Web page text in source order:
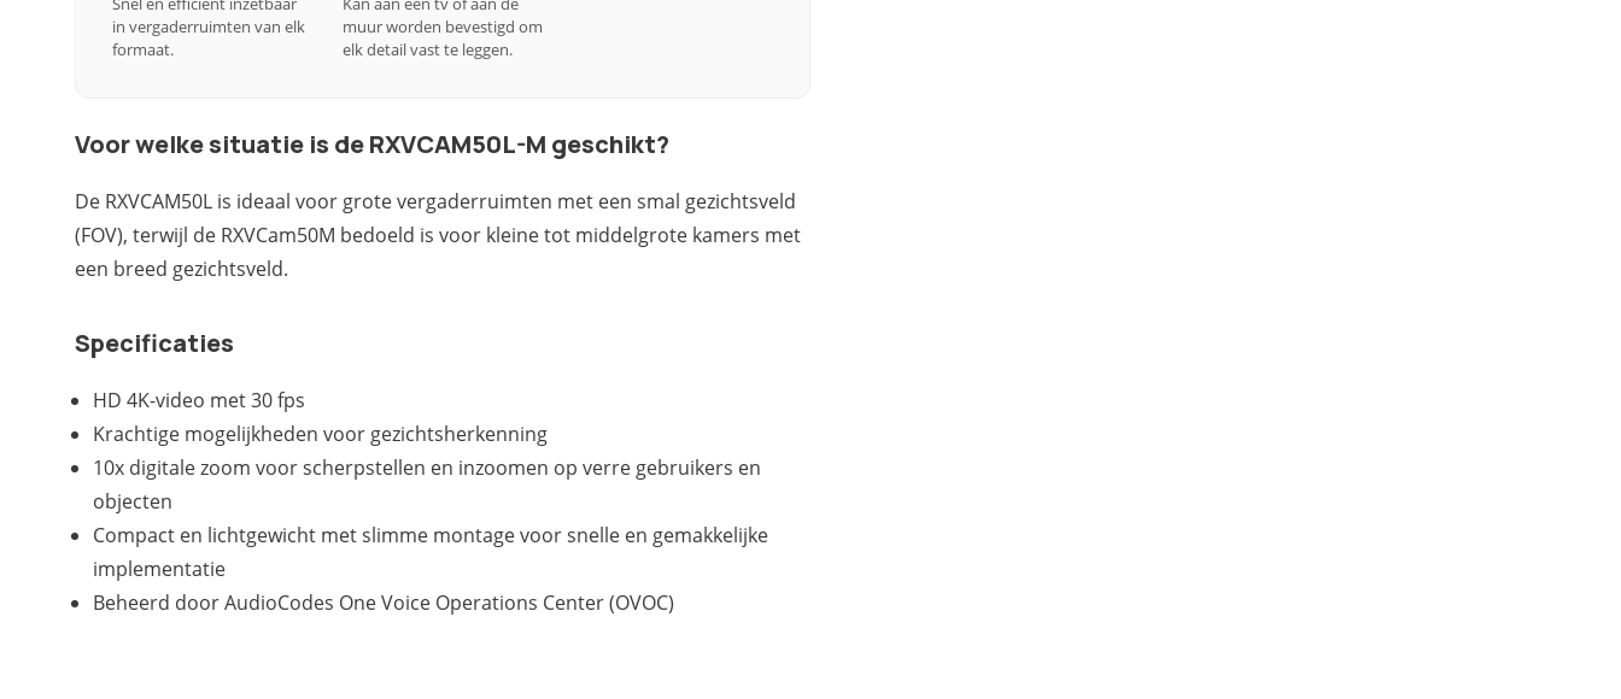
in vergaderruimten van elk
formaat.
muur worden bevestigd om
elk detail vast te leggen.
Voor welke situatie is de RXVCAM50L-M geschikt?
De RXVCAM50L is ideaal voor grote vergaderruimten met een smal gezichtsveld
(FOV), terwijl de RXVCam50M bedoeld is voor kleine tot middelgrote kamers met
een breed gezichtsveld.
Specificaties
HD 4K-video met 30 fps
Krachtige mogelijkheden voor gezichtsherkenning
10x digitale zoom voor scherpstellen en inzoomen op verre gebruikers en
objecten
Compact en lichtgewicht met slimme montage voor snelle en gemakkelijke
implementatie
Beheerd door AudioCodes One Voice Operations Center (OVOC)